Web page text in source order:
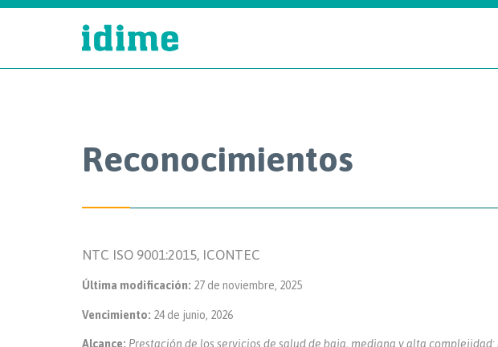
Reconocimientos
NTC ISO 9001:2015, ICONTEC
Última modificación: 27 de noviembre, 2025
Vencimiento: 24 de junio, 2026
Alcance: Prestación de los servicios de salud de baja, mediana y alta